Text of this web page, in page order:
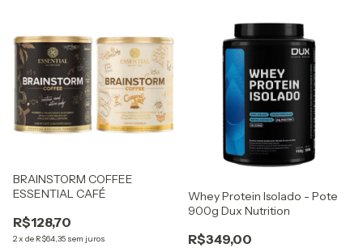
BRAINSTORM COFFEE
ESSENTIAL CAFÉ
R$128,70
2x de R$64,35 sem juros
Whey Protein Isolado - Pote
900g Dux Nutrition
R$349,00